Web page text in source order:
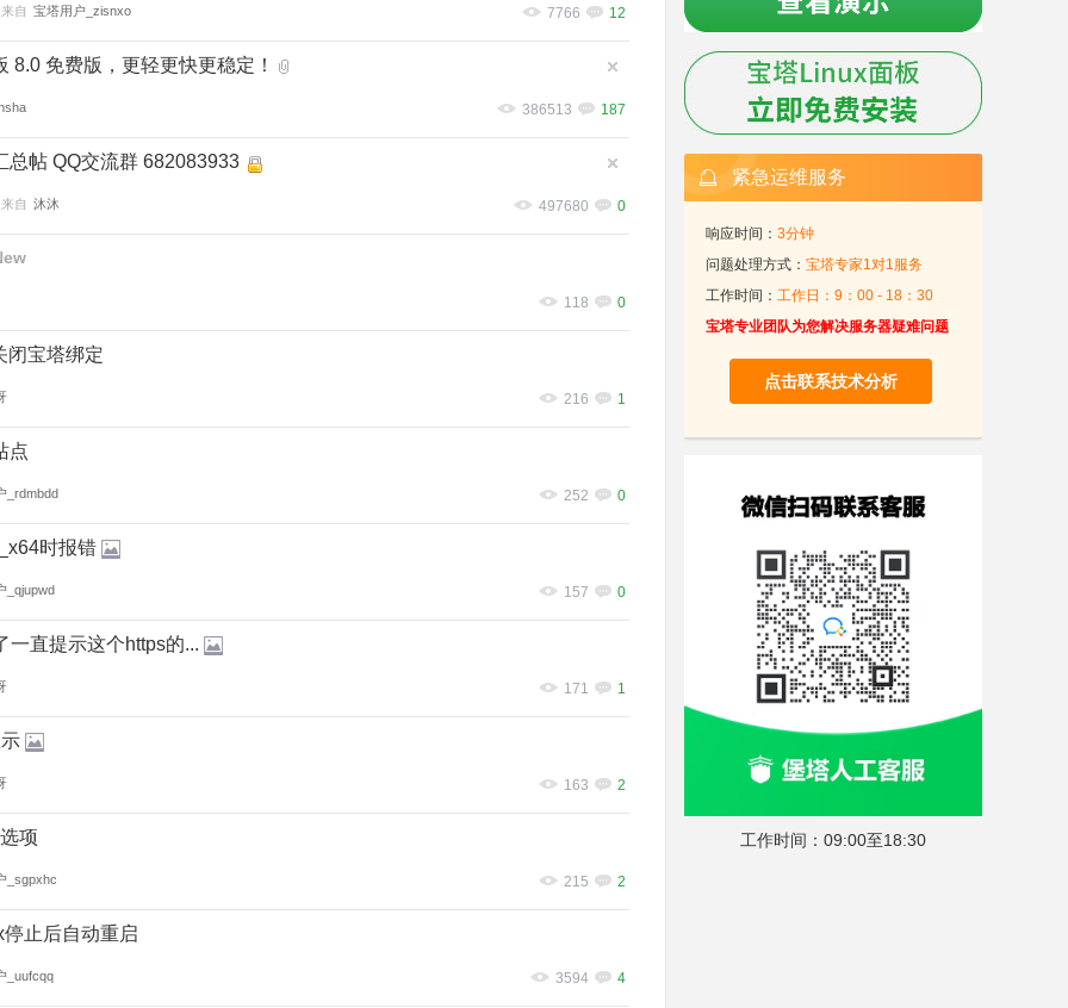
自 宝塔用户_zisnxo 12
7766
免费版，更轻更快更稳定！
187
386513
帖 QQ交流群 682083933
自 沐沐 0
497680
0
118
闭宝塔绑定
1
216
点
_rdmbdd 0
252
时报错
_qjupwd 0
157
一直提示这个https的...
1
171
2
163
项
_sgpxhc 2
215
止后自动重启
_uufcqq 4
3594
紧急运维服务
响应时间： 3分钟
问题处理方式： 宝塔专家1对1服务
工作时间： 工作日：9：00 - 18：30
宝塔专业团队为您解决服务器疑难问题
点击联系技术分析
工作时间：09:00至18:30